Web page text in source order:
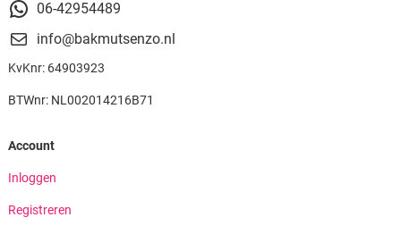
06-42954489
info@bakmutsenzo.nl
KvKnr: 64903923
BTWnr: NL002014216B71
Account
Inloggen
Registreren